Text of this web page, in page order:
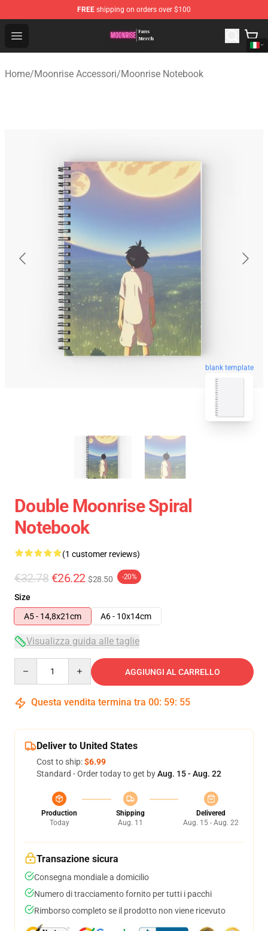
FREE shipping on orders over $100
Open menu
Moonrise Store - Official Moonrise Merchandise Shop
Home/Moonrise Accessori/Moonrise Notebook
blank template
Double Moonrise Spiral
Notebook
(1 customer reviews)
€32.78 €26.22 $28.50 -20%
Size
A5 - 14,8x21cm
A6 - 10x14cm
Visualizza guida alle taglie
AGGIUNGI AL CARRELLO
Questa vendita termina tra 00: 59: 54
Deliver to United States
Cost to ship:$6.99
Standard - Order today to get byAug. 15 - Aug. 22
Production
Today
Shipping
Aug. 11
Delivered
Aug. 15 - Aug. 22
Transazione sicura
Consegna mondiale a domicilio
Numero di tracciamento fornito per tutti i pacchi
Rimborso completo se il prodotto non viene ricevuto